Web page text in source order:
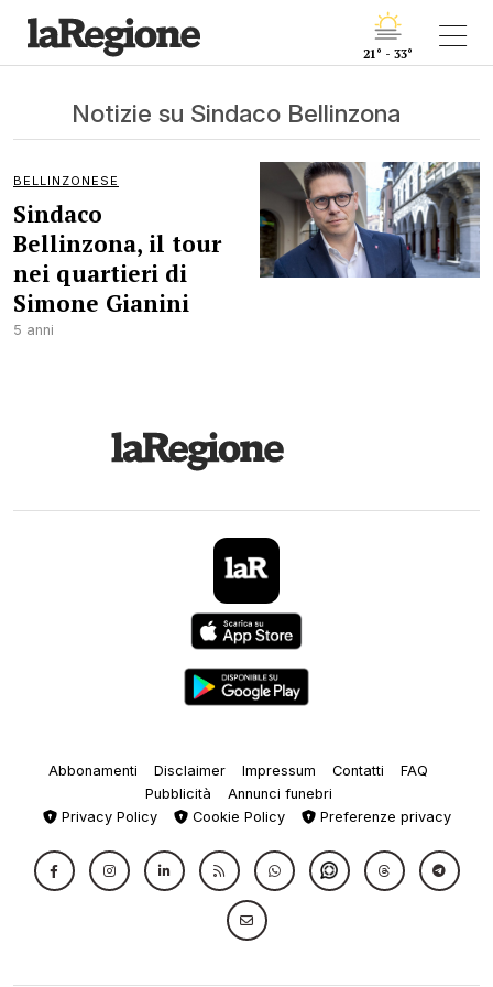
21° - 33°
Notizie su Sindaco Bellinzona
BELLINZONESE
Sindaco
Bellinzona, il tour
nei quartieri di
Simone Gianini
5 anni
Abbonamenti Disclaimer Impressum Contatti
FAQ
Pubblicità
Annunci funebri
Privacy Policy
Cookie Policy Preferenze privacy